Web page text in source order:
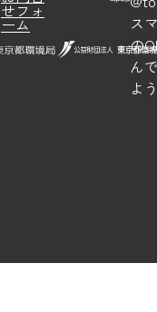
せフォ
ーム
ス
の
ん
よ